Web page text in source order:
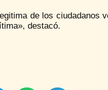
de los ciudadanos
destacó.